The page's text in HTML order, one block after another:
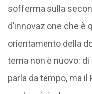
sofferma sulla
d’innovazione che è
orientamento della
tema non è nuovo: di
parla da tempo, ma il